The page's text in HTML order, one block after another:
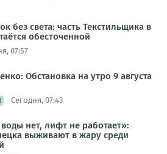
без света: часть Текстильщика в
обесточенной
07:57
Обстановка на утро 9 августа
Сегодня, 07:43
воды нет, лифт не работает»:
выживают в жару среди